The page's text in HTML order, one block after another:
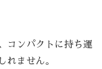
コンパクトに持ち運
れません。